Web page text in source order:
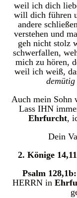
weil ich dich
will dich führen
andere
verstehen und
geh nicht stolz
schwerfallen,
mich zu hören,
weil ich weiß,
demütig
Auch mein Sohn
Lass IHN
Ehrfurcht,
Dein
2. Könige
Psalm 128,1b:
HERRN in